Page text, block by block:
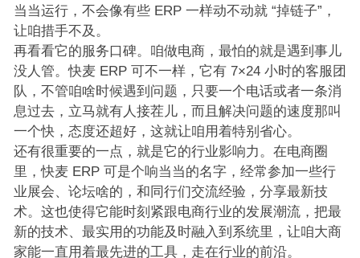
当当运行，不会像有些 ERP 一样动不动就 “掉链子”，
让咱措手不及。
再看看它的服务口碑。咱做电商，最怕的就是遇到事儿
没人管。快麦 ERP 可不一样，它有 7×24 小时的客服团
队，不管咱啥时候遇到问题，只要一个电话或者一条消
息过去，立马就有人接茬儿，而且解决问题的速度那叫
一个快，态度还超好，这就让咱用着特别省心。
还有很重要的一点，就是它的行业影响力。在电商圈
里，快麦 ERP 可是个响当当的名字，经常参加一些行
业展会、论坛啥的，和同行们交流经验，分享最新技
术。这也使得它能时刻紧跟电商行业的发展潮流，把最
新的技术、最实用的功能及时融入到系统里，让咱大商
家能一直用着最先进的工具，走在行业的前沿。